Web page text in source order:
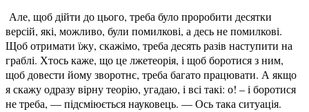
Але, щоб дійти до цього, треба було проробити десятки
версій, які, можливо, були помилкові, а десь не помилкові.
Щоб отримати їжу, скажімо, треба десять разів наступити на
граблі. Хтось каже, що це лжетеорія, і щоб боротися з ним,
щоб довести йому зворотнє, треба багато працювати. А якщо
я скажу одразу вірну теорію, угадаю, і всі такі: о! – і боротися
не треба, — підсміюється науковець. — Ось така ситуація.